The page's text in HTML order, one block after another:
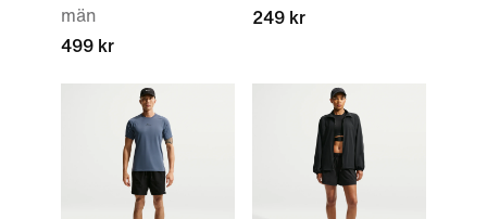
män
499 kr
249 kr